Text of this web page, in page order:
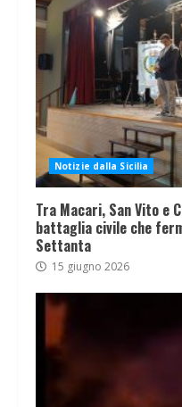
Notizie dalla Sicilia
Tra Macari, San Vito e
battaglia civile che
Settanta
15 giugno 2026